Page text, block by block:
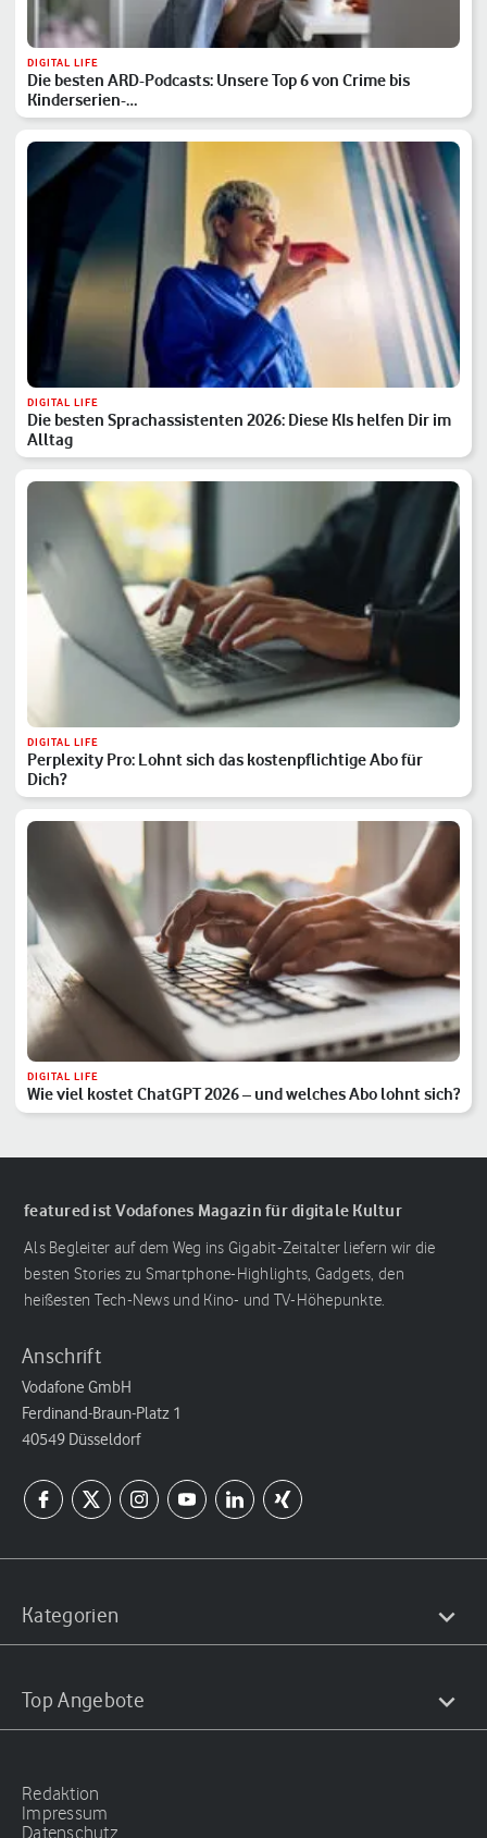
DIGITAL LIFE
Die besten ARD-Podcasts: Unsere Top 6 von Crime bis
Kinderserien-…
DIGITAL LIFE
Die besten Sprachassistenten 2026: Diese KIs helfen Dir im
Alltag
DIGITAL LIFE
Perplexity Pro: Lohnt sich das kostenpflichtige Abo für
Dich?
DIGITAL LIFE
Wie viel kostet ChatGPT 2026 – und welches Abo lohnt sich?
featured ist Vodafones Magazin für digitale Kultur
Als Begleiter auf dem Weg ins Gigabit-Zeitalter liefern wir die
besten Stories zu Smartphone-Highlights, Gadgets, den
heißesten Tech-News und Kino- und TV-Höhepunkte.
Anschrift
Vodafone GmbH
Ferdinand-Braun-Platz 1
40549 Düsseldorf
Kategorien
Top Angebote
Redaktion
Impressum
Datenschutz